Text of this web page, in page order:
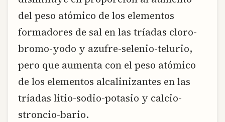
del peso atómico de los elementos
formadores de sal en las tríadas cloro-
bromo-yodo y azufre-selenio-telurio,
pero que aumenta con el peso atómico
de los elementos alcalinizantes en las
tríadas litio-sodio-potasio y calcio-
stroncio-bario.